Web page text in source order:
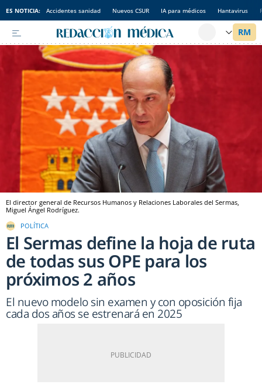
ES NOTICIA: Accidentes sanidad Nuevos CSUR IA para médicos Hantavirus
El director general de Recursos Humanos y Relaciones Laborales del Sermas,
Miguel Ángel Rodríguez.
POLÍTICA
El Sermas define la hoja de ruta
de todas sus OPE para los
próximos 2 años
El nuevo modelo sin examen y con oposición fija
cada dos años se estrenará en 2025